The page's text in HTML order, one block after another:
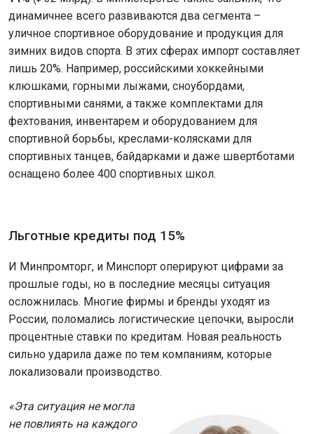
динамичнее всего развиваются два сегмента –
уличное спортивное оборудование и продукция для
зимних видов спорта. В этих сферах импорт составляет
лишь 20%. Например, российскими хоккейными
клюшками, горными лыжами, сноубордами,
спортивными санями, а также комплектами для
фехтования, инвентарем и оборудованием для
спортивной борьбы, креслами-колясками для
спортивных танцев, байдарками и даже швертботами
оснащено более 400 спортивных школ.
Льготные кредиты под 15%
И Минпромторг, и Минспорт оперируют цифрами за
прошлые годы, но в последние месяцы ситуация
осложнилась. Многие фирмы и бренды уходят из
России, поломались логистические цепочки, выросли
процентные ставки по кредитам. Новая реальность
сильно ударила даже по тем компаниям, которые
локализовали производство.
«Эта ситуация не могла
не повлиять на каждого